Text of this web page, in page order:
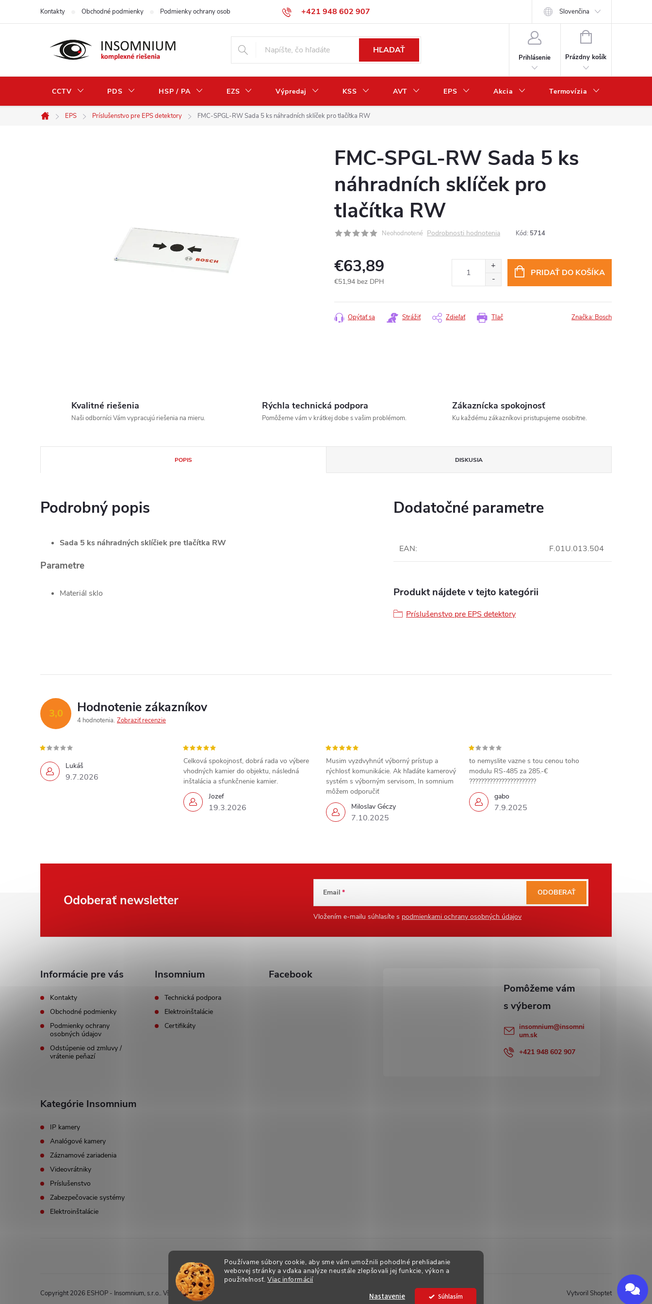
Používame súbory cookie, aby sme vám umožnili pohodlné prehliadanie
webovej stránky a vďaka analýze neustále zlepšovali jej funkcie, výkon a
použiteľnosť. Viac informácií
Súhlasím
Nastavenie
+421 948 602 907
Kontakty Obchodné podmienky Podmienky ochrany osobných údajov Odstúpenie od zmluvy / vrátenie peňazí Slovenčina
HĽADAŤ
Prihlásenie
NÁKUPNÝ
Prázdny košík
CCTV PDS HSP / PA EZS Výpredaj KSS AVT EPS Akcia Termovízia
Domov
EPS Príslušenstvo pre EPS detektory FMC-SPGL-RW Sada 5 ks náhradních sklíček pro tlačítka RW
FMC-SPGL-RW Sada 5 ks
náhradních sklíček pro
tlačítka RW
Neohodnotené Podrobnosti hodnotenia Kód: 5714
€63,89
€51,94 bez DPH
cena:
PRIDAŤ DO KOŠÍKA
Tlač
Opýtať sa Strážiť Zdieľať Značka: Bosch
Kvalitné riešenia
Naši odborníci Vám vypracujú riešenia na mieru.
Rýchla technická podpora
Pomôžeme vám v krátkej dobe s vašim problémom.
Zákaznícka spokojnosť
Ku každému zákazníkovi pristupujeme osobitne.
POPIS DISKUSIA
Podrobný popis
Sada 5 ks náhradných sklíčiek pre tlačítka RW
Parametre
Materiál sklo
Dodatočné parametre
EAN: F.01U.013.504
Produkt nájdete v tejto kategórii
Príslušenstvo pre EPS detektory
3,0 Hodnotenie zákazníkov
4 hodnotenia Zobraziť recenzie
Lukáš
9.7.2026
Jozef
19.3.2026
Celková spokojnosť, dobrá rada vo výbere
vhodných kamier do objektu, následná
inštalácia a sfunkčnenie kamier.
Miloslav Géczy
7.10.2025
Musim vyzdvyhnúť výborný prístup a
rýchlosť komunikácie. Ak hľadáte kamerový
systém s výborným servisom, In somnium
môžem odporučiť
gabo
7.9.2025
to nemyslite vazne s tou cenou toho
modulu RS-485 za 285.-€
???????????????????????
Odoberať newsletter Email
Vložením e-mailu súhlasíte s podmienkami ochrany osobných údajov
ODOBERAŤ
Informácie pre vás
Kontakty
Obchodné podmienky
Podmienky ochrany
osobných údajov
Odstúpenie od zmluvy /
vrátenie peňazí
Insomnium
Technická podpora
Elektroinštalácie
Certifikáty
Facebook
insomnium@insomni
um.sk
+421 948 602 907
Kategórie Insomnium
IP kamery
Analógové kamery
Záznamové zariadenia
Videovrátniky
Príslušenstvo
Zabezpečovacie systémy
Elektroinštalácie
Vytvoril Shoptet
Copyright 2026 ESHOP - Insomnium, s.r.o.. Všetky práva vyhradené.
www.insomnium.sk - Chat